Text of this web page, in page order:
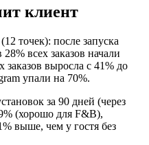
клиент
точек): после запуска
всех заказов начали
выросла с 41% до
упали на 70%.
за 90 дней (через
(хорошо для F&B),
выше, чем у гостя без